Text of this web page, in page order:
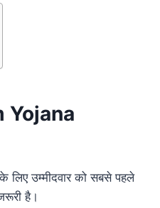
Yojana
उम्मीदवार को सबसे पहले
है।